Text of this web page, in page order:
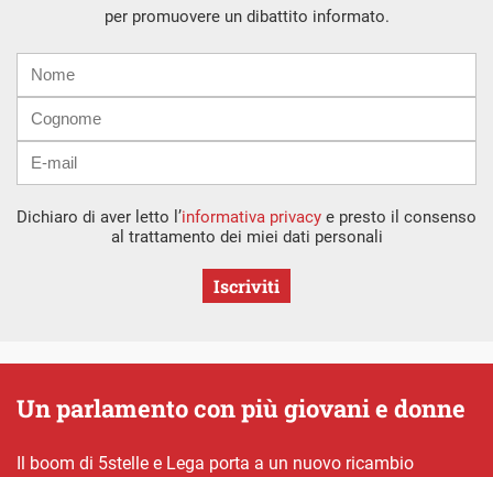
per promuovere un dibattito informato.
mail
Dichiaro di aver letto l’informativa privacy e presto il consenso
al trattamento dei miei dati personali
Iscriviti
Un parlamento con più giovani e donne
Il boom di 5stelle e Lega porta a un nuovo ricambio